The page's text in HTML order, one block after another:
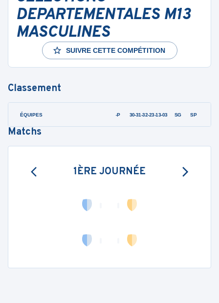
DEPARTEMENTALES M13
MASCULINES
SUIVRE CETTE COMPÉTITION
Classement
ÉQUIPES G-P 30-31-32-23-13-03 SG SP
Matchs
1ÈRE JOURNÉE